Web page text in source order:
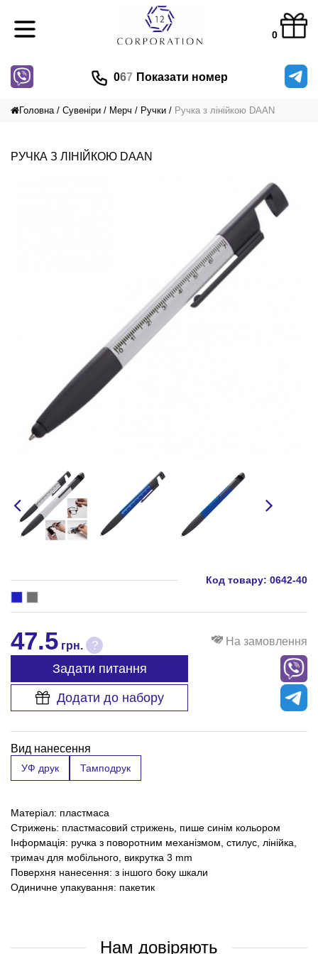
0
067 Показати номер
Головна Сувеніри Мерч Ручки Ручка з лінійкою DAAN
РУЧКА З ЛІНІЙКОЮ DAAN
Код товару: 0642-40
47.5 грн. ? На замовлення
Задати питання
Додати до набору
Вид нанесення
УФ друк Тамподрук
Матеріал: пластмаса
Стрижень: пластмасовий стрижень, пише синім кольором
Інформація: ручка з поворотним механізмом, стилус, лінійка,
тримач для мобільного, викрутка 3 mm
Поверхня нанесення: з іншого боку шкали
Одиничне упакування: пакетик
Нам довіряють